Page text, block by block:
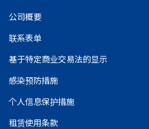
公司概要
联系表单
基于特定商业交易法的显示
感染预防措施
个人信息保护措施
租赁使用条款